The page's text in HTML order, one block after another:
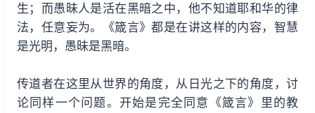
生；而愚昧人是活在黑暗之中，他不知道耶和华的律
法，任意妄为。《箴言》都是在讲这样的内容，智慧
是光明，愚昧是黑暗。
传道者在这里从世界的角度，从日光之下的角度，讨
论同样一个问题。开始是完全同意《箴言》里的教